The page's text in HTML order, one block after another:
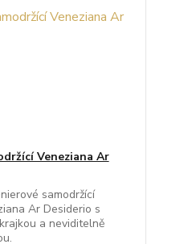
Veneziana Ar
samodržící
Ar Desiderio s
a neviditelně